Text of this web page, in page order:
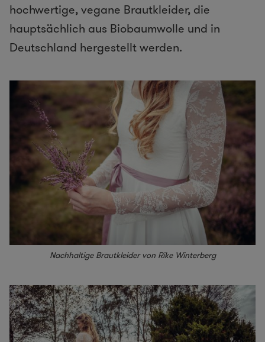
hochwertige, vegane Brautkleider, die
hauptsächlich aus Biobaumwolle und in
Deutschland hergestellt werden.
Nachhaltige Brautkleider von Rike Winterberg